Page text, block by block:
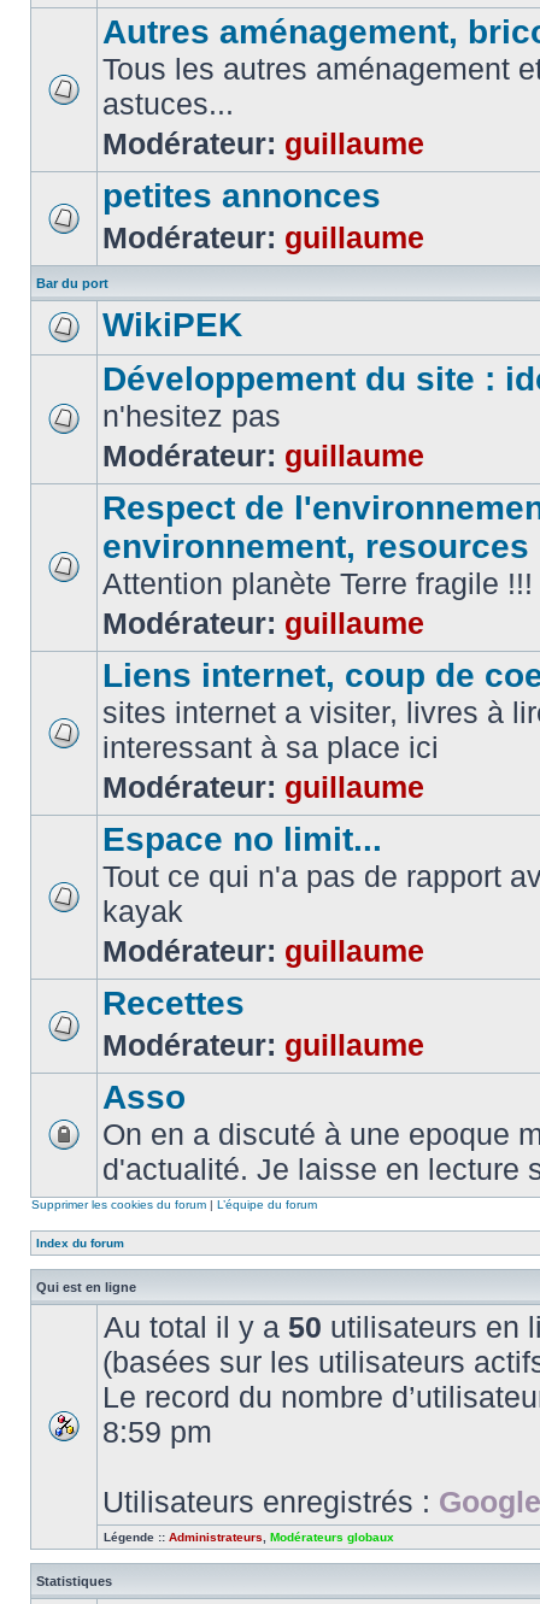
Autres aménagement,
Tous les autres aménagement
astuces...
Modérateur: guillaume
petites annonces
Modérateur: guillaume
Bar du port
WikiPEK
Développement du site :
n'hesitez pas
Modérateur: guillaume
Respect de
environnement, resources
Attention planète Terre fragile !!!
Modérateur: guillaume
Liens internet, coup de
sites internet a visiter, livres à
interessant à sa place ici
Modérateur: guillaume
Espace no limit...
Tout ce qui n'a pas de rapport
kayak
Modérateur: guillaume
Recettes
Modérateur: guillaume
Asso
On en a discuté à une epoque
d'actualité. Je laisse en lecture
Supprimer les cookies du forum | L’équipe du forum
Index du forum
Qui est en ligne
Au total il y a 50 utilisateurs en
(basées sur les utilisateurs
Le record du nombre
8:59 pm
Utilisateurs enregistrés :
Légende :: Administrateurs Modérateurs globaux
Statistiques